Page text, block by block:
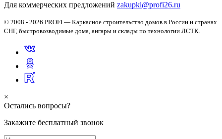
Для коммерческих предложений zakupki@profi26.ru
© 2008 - 2026 PROFI — Каркасное строительство домов в России и странах
СНГ, быстровозводимые дома, ангары и склады по технологии ЛСТК.
×
Остались вопросы?
Закажите бесплатный звонок